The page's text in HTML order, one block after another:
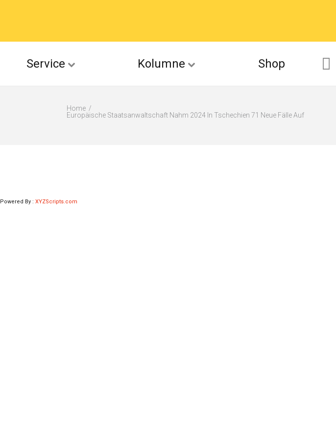
Service Kolumne Shop
Home
Europäische Staatsanwaltschaft Nahm 2024 In Tschechien 71 Neue Fälle Auf
Powered By : XYZScripts.com